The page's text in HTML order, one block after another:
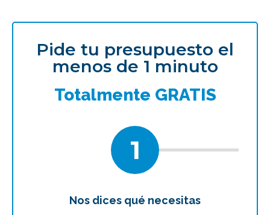
Pide tu presupuesto el
menos de 1 minuto
Totalmente GRATIS
1
Nos dices qué necesitas